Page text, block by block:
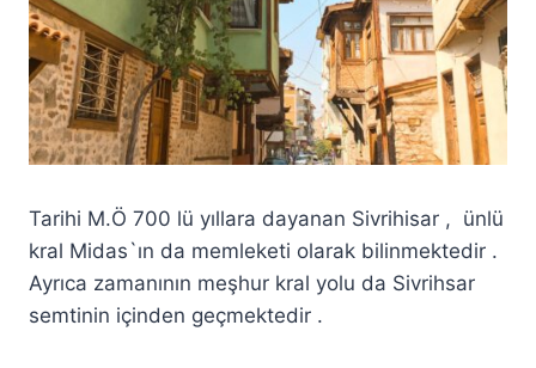
Tarihi M.Ö 700 lü yıllara dayanan Sivrihisar , ünlü
kral Midas`ın da memleketi olarak bilinmektedir .
Ayrıca zamanının meşhur kral yolu da Sivrihsar
semtinin içinden geçmektedir .